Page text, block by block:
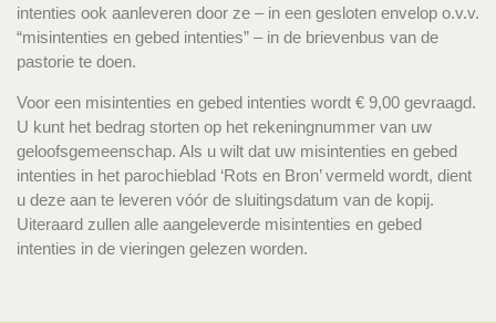
intenties ook aanleveren door ze – in een gesloten envelop o.v.v.
“misintenties en gebed intenties” – in de brievenbus van de
pastorie te doen.
Voor een misintenties en gebed intenties wordt € 9,00 gevraagd.
U kunt het bedrag storten op het rekeningnummer van uw
geloofsgemeenschap. Als u wilt dat uw misintenties en gebed
intenties in het parochieblad ‘Rots en Bron’ vermeld wordt, dient
u deze aan te leveren vóór de sluitingsdatum van de kopij.
Uiteraard zullen alle aangeleverde misintenties en gebed
intenties in de vieringen gelezen worden.